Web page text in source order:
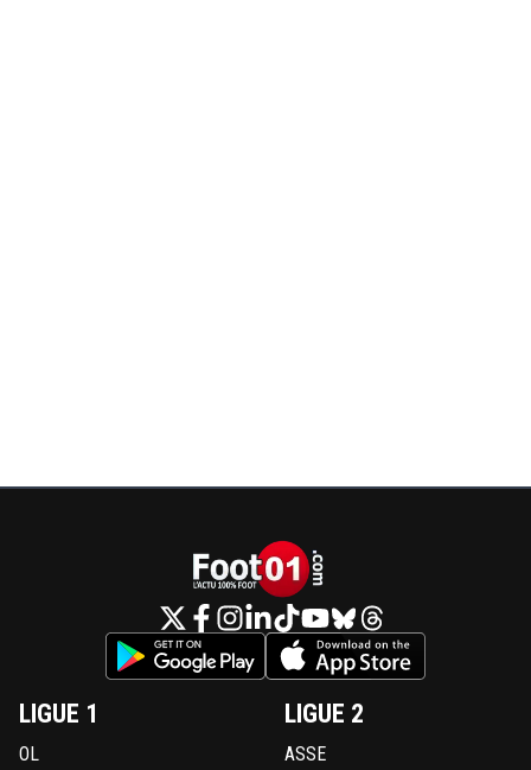
LIGUE 1
OL
LIGUE 2
ASSE